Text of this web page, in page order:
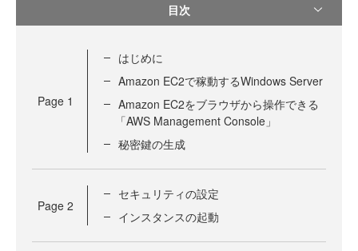
目次
Page 1
はじめに
Amazon EC2で稼動するWindows Server
Amazon EC2をブラウザから操作できる
「AWS Management Console」
秘密鍵の生成
Page 2
セキュリティの設定
インスタンスの起動